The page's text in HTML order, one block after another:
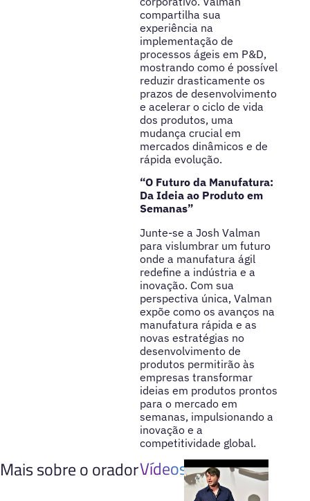
compartilha sua
experiência na
implementação de
processos ágeis em P&D,
mostrando como é possível
reduzir drasticamente os
prazos de desenvolvimento
e acelerar o ciclo de vida
dos produtos, uma
mudança crucial em
mercados dinâmicos e de
rápida evolução.
“O Futuro da Manufatura:
Da Ideia ao Produto em
Semanas”
Junte-se a Josh Valman
para vislumbrar um futuro
onde a manufatura ágil
redefine a indústria e a
inovação. Com sua
perspectiva única, Valman
expõe como os avanços na
manufatura rápida e as
novas estratégias no
desenvolvimento de
produtos permitirão às
empresas transformar
ideias em produtos prontos
para o mercado em
semanas, impulsionando a
inovação e a
competitividade global.
Mais sobre o oradorVídeos